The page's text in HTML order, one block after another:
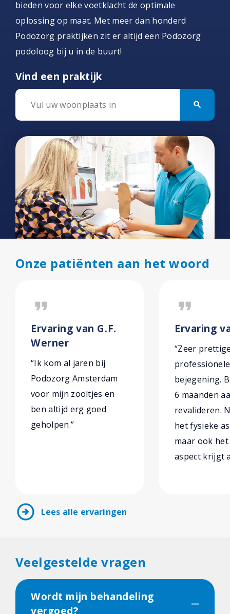
bieden voor elke voetklacht de optimale
oplossing op maat. Met meer dan honderd
Podozorg praktijken zit er altijd een Podozorg
podoloog bij u in de buurt!
Vind een praktijk
search
Onze patiënten aan het woord
format_quote
Ervaring van G.F.
Werner
“Ik kom al jaren bij
Podozorg Amsterdam
voor mijn zooltjes en
ben altijd erg goed
geholpen.”
format_quote
Ervaring
“Zeer
professionele
bejegening.
6 maanden
revalideren.
het fysieke
maar ook
aspect krijgt
arrow_circle_right Lees alle ervaringen
Veelgestelde vragen
Wordt mijn behandeling
vergoed?